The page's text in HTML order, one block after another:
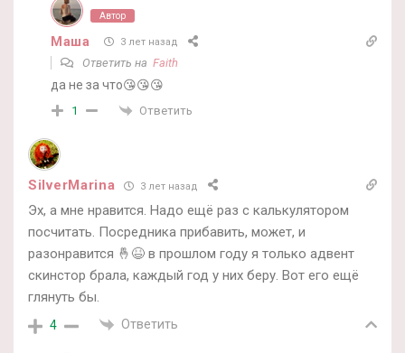
Автор
Маша 3 лет назад
Ответить на Faith
да не за что😘😘😘
1 Ответить
SilverMarina 3 лет назад
Эх, а мне нравится. Надо ещё раз с калькулятором
посчитать. Посредника прибавить, может, и
разонравится 🤞😆 в прошлом году я только адвент
скинстор брала, каждый год у них беру. Вот его ещё
глянуть бы.
4 Ответить